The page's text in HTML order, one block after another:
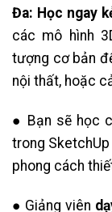
Đa: Học ngay
các mô hình
tượng cơ bản
nội thất, hoặc
● Bạn sẽ học
trong
phong cách
● Giảng viên